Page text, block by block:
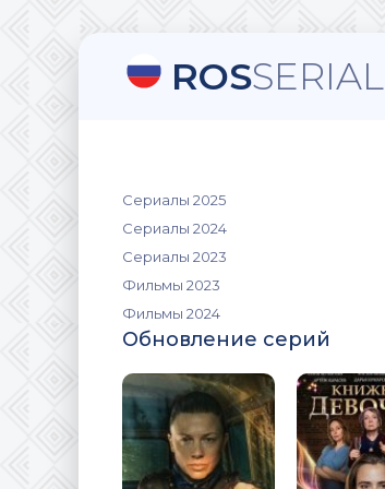
ROSSERIAL
Сериалы 2025
Сериалы 2024
Сериалы 2023
Фильмы 2023
Фильмы 2024
Обновление серий